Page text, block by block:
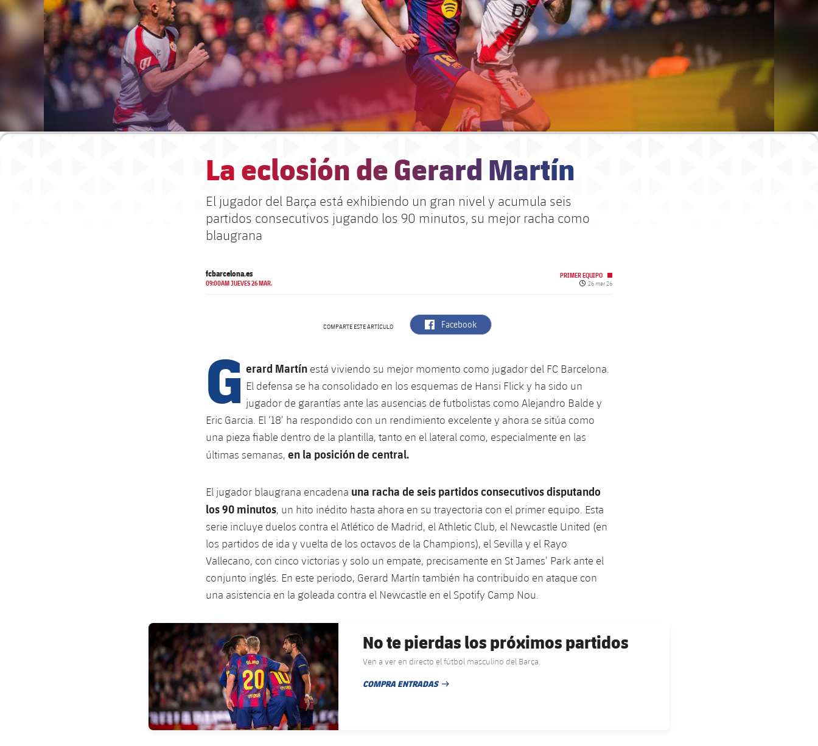
La eclosión de Gerard Martín
El jugador del Barça está exhibiendo un gran nivel y acumula seis
partidos consecutivos jugando los 90 minutos, su mejor racha como
blaugrana
fcbarcelona.es
09:00AM JUEVES 26 MAR.
PRIMER EQUIPO
Fecha de publicación
26 mar 26
COMPARTE ESTE ARTÍCULO label.aria.facebook
Facebook
G erard Martín está viviendo su mejor momento como jugador del FC Barcelona.
El defensa se ha consolidado en los esquemas de Hansi Flick y ha sido un
jugador de garantías ante las ausencias de futbolistas como Alejandro Balde y
Eric Garcia. El ‘18’ ha respondido con un rendimiento excelente y ahora se sitúa como
una pieza fiable dentro de la plantilla, tanto en el lateral como, especialmente en las
últimas semanas, en la posición de central.
El jugador blaugrana encadena una racha de seis partidos consecutivos disputando
los 90 minutos, un hito inédito hasta ahora en su trayectoria con el primer equipo. Esta
serie incluye duelos contra el Atlético de Madrid, el Athletic Club, el Newcastle United (en
los partidos de ida y vuelta de los octavos de la Champions), el Sevilla y el Rayo
Vallecano, con cinco victorias y solo un empate, precisamente en St James’ Park ante el
conjunto inglés. En este periodo, Gerard Martín también ha contribuido en ataque con
una asistencia en la goleada contra el Newcastle en el Spotify Camp Nou.
FC Barcelona club badge
No te pierdas los próximos partidos
Ven a ver en directo el fútbol masculino del Barça.
COMPRA ENTRADAS
FECHA DE PUBLICACIÓN